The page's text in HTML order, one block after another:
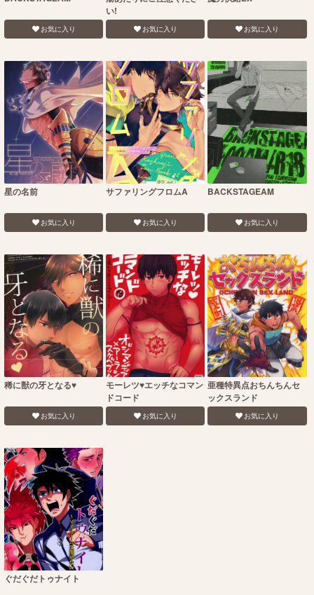
お気に入り
い!
お気に入り お気に入り
星の名前
お気に入り
サファリングフロムA
お気に入り
BACKSTAGEAM
お気に入り
稀に獣の牙となる♥
お気に入り
モーレツ♥エッチなコマン
ドコード
お気に入り
亜種特異点おちんちんセ
ックスランド
お気に入り
ぐだぐだトゥナイト